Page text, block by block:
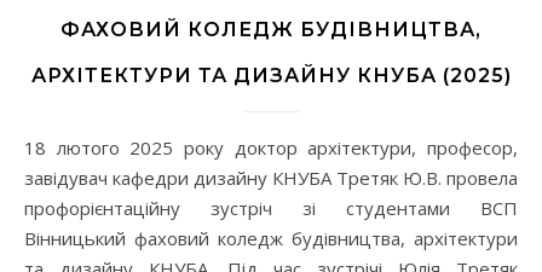
ФАХОВИЙ КОЛЕДЖ БУДІВНИЦТВА,
АРХІТЕКТУРИ ТА ДИЗАЙНУ КНУБА (2025)
18 лютого 2025 року доктор архітектури, професор,
завідувач кафедри дизайну КНУБА Третяк Ю.В. провела
профорієнтаційну зустріч зі студентами ВСП
Вінницький фаховий коледж будівництва, архітектури